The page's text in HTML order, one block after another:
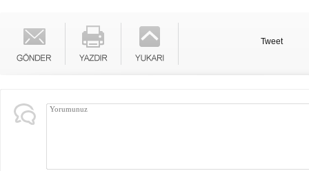
Tweet